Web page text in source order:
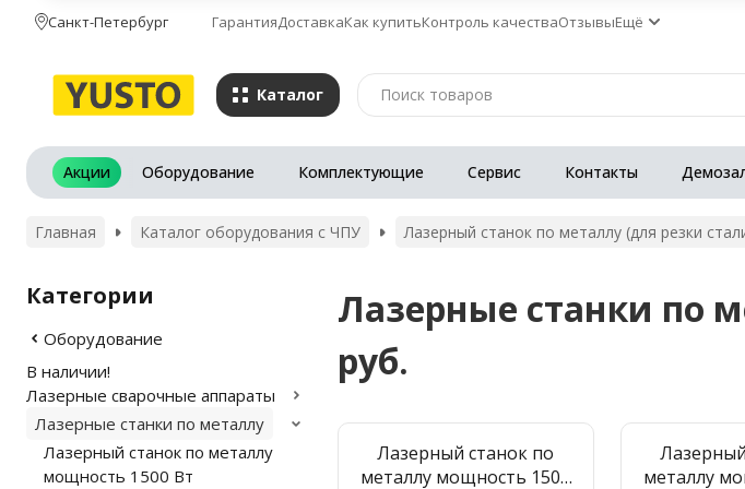
Санкт-Петербург ГарантияДоставкаКак купитьКонтроль качестваОтзывыЕщё
Каталог
Акции Оборудование Комплектующие Сервис Контакты
Главная Каталог оборудования с ЧПУ Лазерный станок по металлу (для резки
Лазерные станки по
руб.
Лазерный станок по
металлу мощность 1500
металлу
Категории
Оборудование
В наличии!
Лазерные сварочные аппараты
Лазерные станки по металлу
Лазерный станок по металлу
мощность 1500 Вт